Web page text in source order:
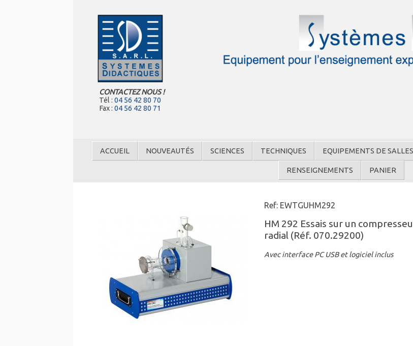
CONTACTEZ NOUS !
Tél : 04 56 42 80 70
Fax : 04 56 42 80 71
ACCUEIL NOUVEAUTÉS SCIENCES TECHNIQUES EQUIPEMENTS DE SALLES
RENSEIGNEMENTS PANIER
Ref: EWTGUHM292
HM 292 Essais sur un
radial (Réf. 070.29200)
Avec interface PC USB et logiciel inclus